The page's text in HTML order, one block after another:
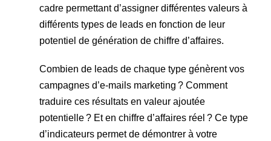
cadre permettant d’assigner différentes valeurs à
différents types de leads en fonction de leur
potentiel de génération de chiffre d’affaires.
Combien de leads de chaque type génèrent vos
campagnes d’e-mails marketing ? Comment
traduire ces résultats en valeur ajoutée
potentielle ? Et en chiffre d’affaires réel ? Ce type
d’indicateurs permet de démontrer à votre